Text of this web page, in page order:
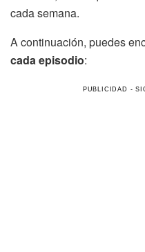
cada semana.
A continuación, puedes
cada episodio: